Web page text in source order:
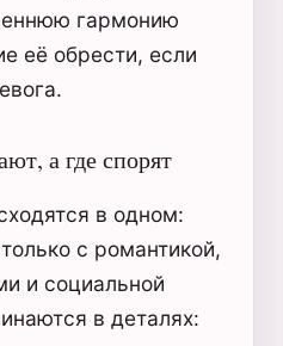
гармонию
её обрести, если
а где спорят
в одном:
с романтикой,
и социальной
в деталях: